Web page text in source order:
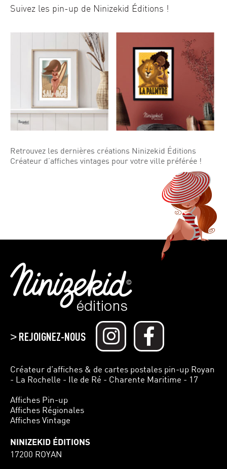
Suivez les pin-up de Ninizekid Éditions !
Retrouvez les dernières créations Ninizekid Éditions
Créateur d’affiches vintages pour votre ville préférée !
>REJOIGNEZ-NOUS
Créateur d’affiches & de cartes postales pin-up Royan
- La Rochelle - Ile de Ré - Charente Maritime - 17
Affiches Pin-up
Affiches Régionales
Affiches Vintage
NINIZEKID ÉDITIONS
17200 ROYAN